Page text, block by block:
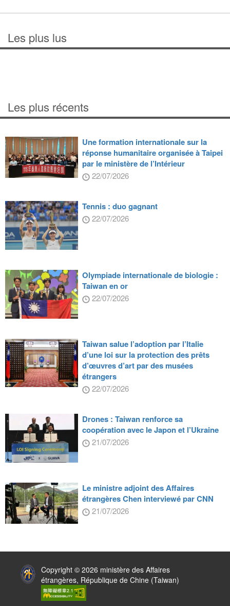
Les plus lus
Les plus récents
Une formation internationale sur la
réponse humanitaire organisée à Taipei
par le ministère de l’Intérieur
22/07/2026
Tennis : duo gagnant
22/07/2026
Olympiade internationale de biologie :
Taiwan en or
22/07/2026
Taiwan salue l’adoption par l’Italie
d’une loi sur la protection des prêts
d’œuvres d’art par des musées
étrangers
22/07/2026
Drones : Taiwan renforce sa
coopération avec le Japon et l’Ukraine
21/07/2026
Le ministre adjoint des Affaires
étrangères Chen interviewé par CNN
21/07/2026
Copyright © 2026 ministère des Affaires
étrangères, République de Chine (Taiwan)